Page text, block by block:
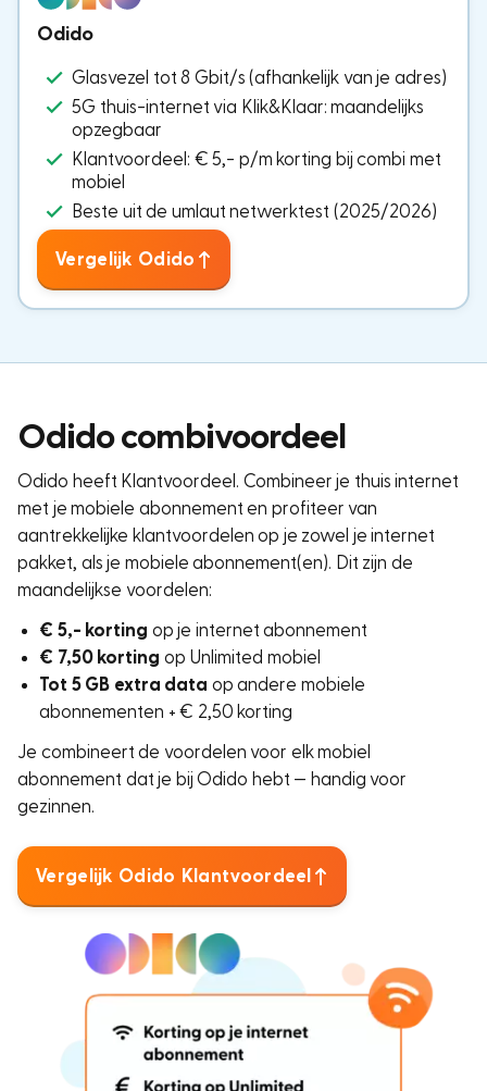
Odido
Glasvezel tot 8 Gbit/s (afhankelijk van je adres)
5G thuis-internet via Klik&Klaar: maandelijks
opzegbaar
Klantvoordeel: € 5,- p/m korting bij combi met
mobiel
Beste uit de umlaut netwerktest (2025/2026)
Vergelijk Odido
Odido combivoordeel
Odido heeft Klantvoordeel. Combineer je thuis internet
met je mobiele abonnement en profiteer van
aantrekkelijke klantvoordelen op je zowel je internet
pakket, als je mobiele abonnement(en). Dit zijn de
maandelijkse voordelen:
€ 5,- korting op je internet abonnement
€ 7,50 korting op Unlimited mobiel
Tot 5 GB extra data op andere mobiele
abonnementen + € 2,50 korting
Je combineert de voordelen voor elk mobiel
abonnement dat je bij Odido hebt — handig voor
gezinnen.
Vergelijk Odido Klantvoordeel